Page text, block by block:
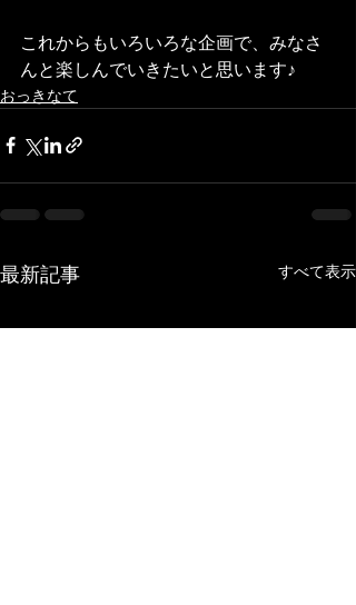
これからもいろいろな企画で、みなさ
んと楽しんでいきたいと思います♪
おっきなて
最新記事 すべて表示